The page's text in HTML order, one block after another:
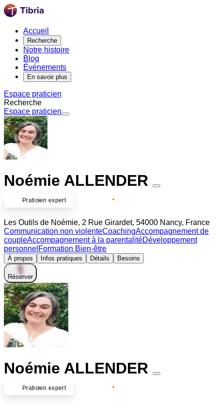
Accueil
Recherche
Notre histoire
Blog
Événements
En savoir plus
Espace praticien
Recherche
Espace praticien
Noémie ALLENDER
Praticien expert Partenaire premium
Les Outils de Noémie, 2 Rue Girardet, 54000 Nancy, France
Communication non violenteCoachingAccompagnement de
coupleAccompagnement à la parentalitéDéveloppement
personnel Formation Bien-être
À propos Infos pratiques Détails Besoins
Réserver
Noémie ALLENDER
Praticien expert Partenaire premium